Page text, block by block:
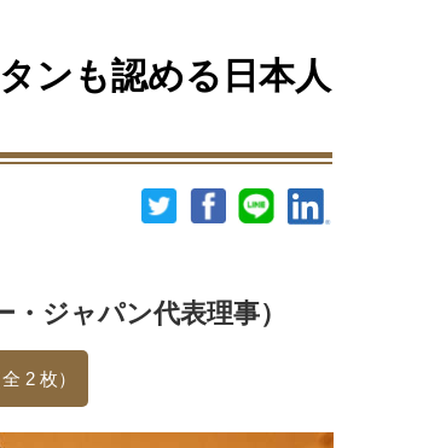
ンも認める日本人
ジャパン代表理事）
2 枚）